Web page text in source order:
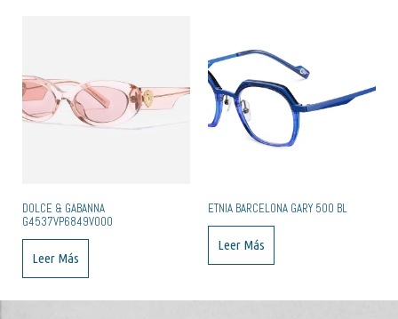
DOLCE & GABANNA
G4537VP6849V000
Leer Más
ETNIA BARCELONA GARY 50O BL
Leer Más